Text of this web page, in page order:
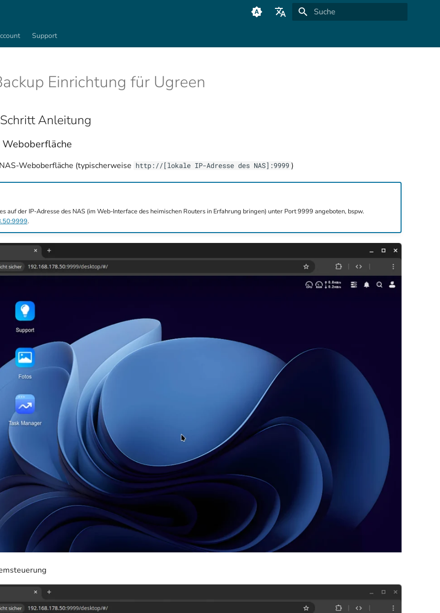
Support
Einrichtung für Ugreen
Anleitung
Weboberfläche
Weboberfläche (typischerweise http://[lokale IP-Adresse des NAS]:9999 )
auf der IP-Adresse des NAS (im Web-Interface des heimischen Routers in Erfahrung bringen) unter Port 9999 angeboten, bspw.
.